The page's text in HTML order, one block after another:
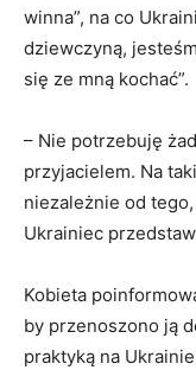
winna”, na co
dziewczyną,
się ze mną kochać”.
– Nie potrzebuję
przyjacielem. Na
niezależnie od
Ukrainiec
Kobieta
by przenoszono ją
praktyką na